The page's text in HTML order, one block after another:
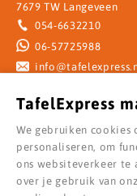
TafelExpress
We gebruiken cookies
personaliseren, om
ons websiteverkeer te
over je gebruik van
7679 TW Langeveen
054-6632210
06-57725988
Openingstijden
Maandag: 08.00 -
Dinsdag: 08.00 - 17.00
Woensdag: 08.00 -
Donderdag: 08.00 -